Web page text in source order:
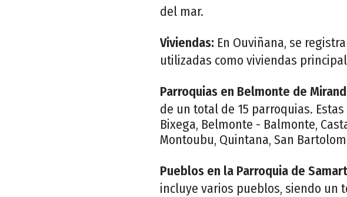
del mar.
Viviendas: En Ouviñana, se
utilizadas como viviendas
Parroquias en Belmonte de
de un total de 15 parroquias.
Bixega, Belmonte - Balmonte,
Montoubu, Quintana, San
Pueblos en la Parroquia de
incluye varios pueblos, siendo un